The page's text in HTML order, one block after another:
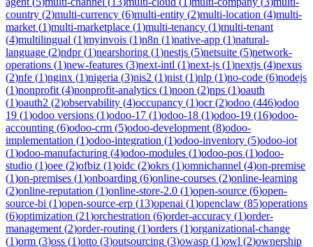
country (2)multi-currency (6)multi-entity (2)multi-location (4)multi-
market (1)multi-marketplace (1)multi-tenancy (1)multi-tenant
(4)multilingual (1)myinvois (1)n8n (1)native-app (1)natural-
language (2)ndpr(1)nearshoring (1)nestjs (5)netsuite (5)network-
operations (1)new-features (3)next-intl (1)next-js (1)nextjs (4)nexus
(2)nfe (1)nginx (1)nigeria (3)nis2 (1)nist (1)nlp (1)no-code (6)nodejs
(1)nonprofit (4)nonprofit-analytics (1)noon (2)nps (1)oauth
(1)oauth2 (2)observability (4)occupancy (1)ocr(2)odoo (446)odoo
19 (1)odoo versions (1)odoo-17 (1)odoo-18 (1)odoo-19 (16)odoo-
accounting (6)odoo-crm (5)odoo-development (8)odoo-
implementation (1)odoo-integration (1)odoo-inventory (5)odoo-iot
(1)odoo-manufacturing (4)odoo-modules (1)odoo-pos (1)odoo-
studio (1)oee (2)ofbiz (1)oidc (2)okrs (1)omnichannel (4)on-premise
(1)on-premises (1)onboarding (6)online-courses (2)online-learning
(2)online-reputation (1)online-store-2.0 (1)open-source (6)open-
source-bi (1)open-source-erp (13)openai (1)openclaw (85)operations
(6)optimization (21)orchestration (6)order-accuracy (1)order-
management (2)order-routing (1)orders (1)organizational-change
(1)orm (3)oss (1)otto (3)outsourcing (3)owasp (1)owl (2)ownership